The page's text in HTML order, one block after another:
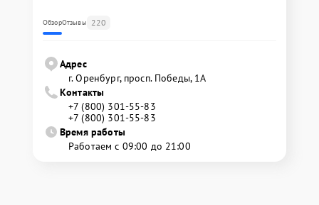
ОбзорОтзывы 220
Адрес
г. Оренбург, просп. Победы, 1А
Контакты
+7 (800) 301-55-83
+7 (800) 301-55-83
Время работы
Работаем с 09:00 до 21:00